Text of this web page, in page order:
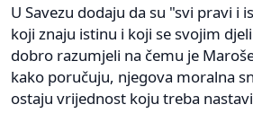
U Savezu dodaju da su "svi pravi i
koji znaju istinu i koji se svojim
dobro razumjeli na čemu je
kako poručuju, njegova moralna
ostaju vrijednost koju treba